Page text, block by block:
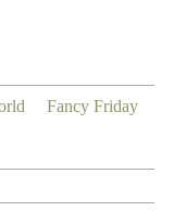
Fancy Friday